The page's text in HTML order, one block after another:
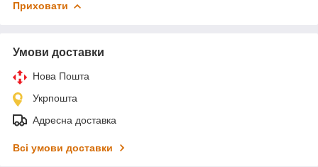
Приховати
Умови доставки
Нова Пошта
Укрпошта
Адресна доставка
Всі умови доставки